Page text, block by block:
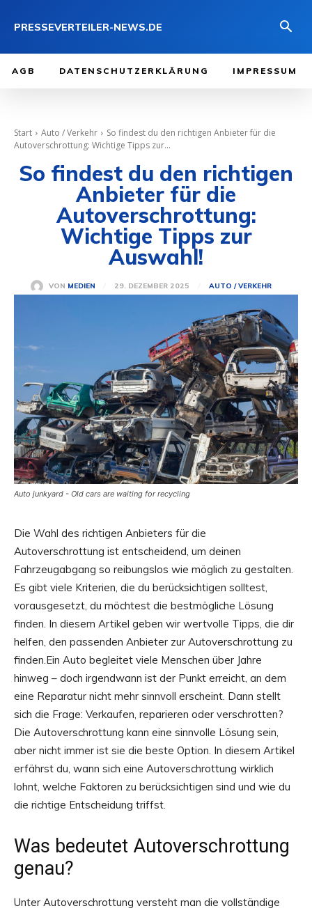
PRESSEVERTEILER-NEWS.DE
AGB DATENSCHUTZERKLÄRUNG IMPRESSUM
Start Auto / Verkehr
So findest du den richtigen Anbieter für die
Autoverschrottung: Wichtige Tipps zur...
So findest du den richtigen
Anbieter für die
Autoverschrottung:
Wichtige Tipps zur
Auswahl!
VON MEDIEN 29. DEZEMBER 2025 AUTO / VERKEHR
Auto junkyard - Old cars are waiting for recycling
Die Wahl des richtigen Anbieters für die
Autoverschrottung ist entscheidend, um deinen
Fahrzeugabgang so reibungslos wie möglich zu gestalten.
Es gibt viele Kriterien, die du berücksichtigen solltest,
vorausgesetzt, du möchtest die bestmögliche Lösung
finden. In diesem Artikel geben wir wertvolle Tipps, die dir
helfen, den passenden Anbieter zur Autoverschrottung zu
finden.Ein Auto begleitet viele Menschen über Jahre
hinweg – doch irgendwann ist der Punkt erreicht, an dem
eine Reparatur nicht mehr sinnvoll erscheint. Dann stellt
sich die Frage: Verkaufen, reparieren oder verschrotten?
Die Autoverschrottung kann eine sinnvolle Lösung sein,
aber nicht immer ist sie die beste Option. In diesem Artikel
erfährst du, wann sich eine Autoverschrottung wirklich
lohnt, welche Faktoren zu berücksichtigen sind und wie du
die richtige Entscheidung triffst.
Was bedeutet Autoverschrottung
genau?
Unter Autoverschrottung versteht man die vollständige